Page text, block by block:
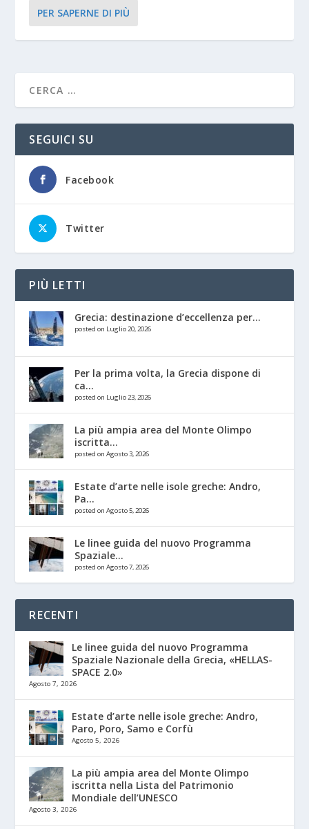
PER SAPERNE DI PIÙ
SEGUICI SU
Facebook
Twitter
PIÙ LETTI
Grecia: destinazione d’eccellenza per...
posted on Luglio 20, 2026
Per la prima volta, la Grecia dispone di
ca...
posted on Luglio 23, 2026
La più ampia area del Monte Olimpo
iscritta...
posted on Agosto 3, 2026
Estate d’arte nelle isole greche: Andro,
Pa...
posted on Agosto 5, 2026
Le linee guida del nuovo Programma
Spaziale...
posted on Agosto 7, 2026
RECENTI
Le linee guida del nuovo Programma
Spaziale Nazionale della Grecia, «HELLAS-
SPACE 2.0»
Agosto 7, 2026
Estate d’arte nelle isole greche: Andro,
Paro, Poro, Samo e Corfù
Agosto 5, 2026
La più ampia area del Monte Olimpo
iscritta nella Lista del Patrimonio
Mondiale dell’UNESCO
Agosto 3, 2026